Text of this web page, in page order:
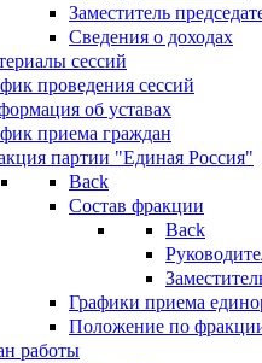
Заместитель
Сведения о доходах
сессий
проведения сессий
об уставах
приема граждан
партии "Единая Россия"
Back
Состав фракции
Back
Графики приема
Положение по
работы